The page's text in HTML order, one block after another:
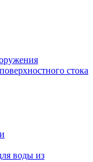
стока
воды из